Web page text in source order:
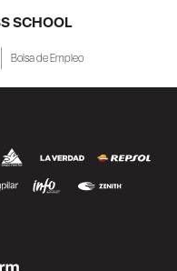
SCHOOL
Bolsa de Empleo